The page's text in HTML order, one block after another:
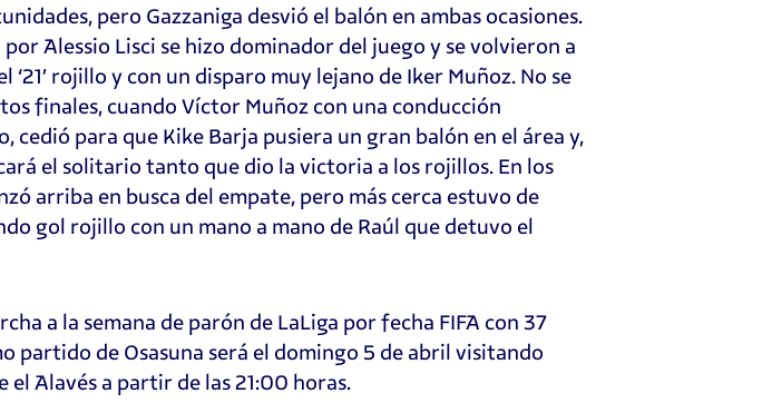
pero Gazzaniga desvió el balón en ambas ocasiones.
Alessio Lisci se hizo dominador del juego y se volvieron a
‘21’ rojillo y con un disparo muy lejano de Iker Muñoz. No se
finales, cuando Víctor Muñoz con una conducción
cedió para que Kike Barja pusiera un gran balón en el área y,
el solitario tanto que dio la victoria a los rojillos. En los
arriba en busca del empate, pero más cerca estuvo de
gol rojillo con un mano a mano de Raúl que detuvo el
a la semana de parón de LaLiga por fecha FIFA con 37
partido de Osasuna será el domingo 5 de abril visitando
Alavés a partir de las 21:00 horas.